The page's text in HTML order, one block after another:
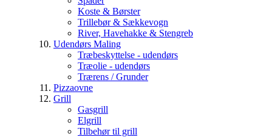
Koste & Børster
Trillebør & Sækkevogn
River, Havehakke & Stengreb
Udendørs Maling
Træbeskyttelse - udendørs
Træolie - udendørs
Trærens / Grunder
Pizzaovne
Grill
Gasgrill
Elgrill
Tilbehør til grill